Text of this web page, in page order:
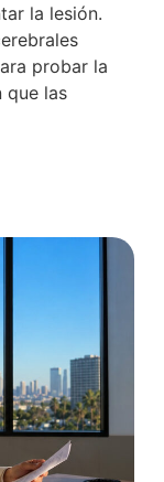
la lesión.
probar la
que las